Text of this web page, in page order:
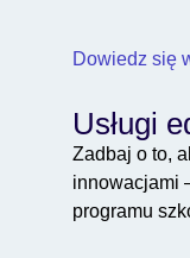
Dowiedz się
Usługi
Zadbaj o to,
innowacjami
programu